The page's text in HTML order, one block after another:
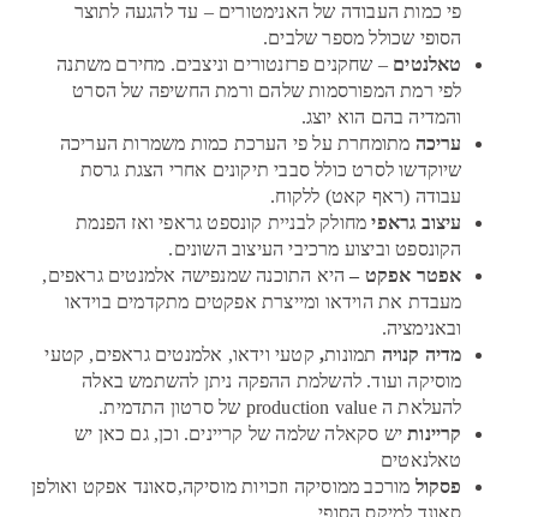
פי כמות העבודה של האנימטורים – עד להגעה לתוצר
הסופי שכולל מספר שלבים.
טאלנטים– שחקנים פרזנטורים וניצבים. מחירם משתנה
לפי רמת המפורסמות שלהם ורמת החשיפה של הסרט
והמדיה בהם הוא יוצג.
עריכה מתומחרת על פי הערכת כמות משמרות העריכה
שיוקדשו לסרט כולל סבבי תיקונים אחרי הצגת גרסת
עבודה (ראף קאט) ללקוח.
עיצוב גראפימחולק לבניית קונספט גראפי ואז הפנמת
הקונספט וביצוע מרכיבי העיצוב השונים.
אפטר אפקט – היא התוכנה שמנפישה אלמנטים גראפים,
מעבדת את הוידאו ומייצרת אפקטים מתקדמים בוידאו
ובאנימציה.
מדיה קנויה תמונות, קטעי וידאו, אלמנטים גראפים, קטעי
מוסיקה ועוד. להשלמת ההפקה ניתן להשתמש באלה
להעלאת ה production value של סרטון התדמית.
קריינותיש סקאלה שלמה של קריינים. וכן, גם כאן יש
טאלנאטים
פסקול מורכב ממוסיקה וזכויות מוסיקה,סאונד אפקט ואולפן
סאונד למיקס הסופי